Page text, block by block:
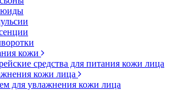
кожи
средства для питания кожи лица
кожи лица
для увлажнения кожи лица